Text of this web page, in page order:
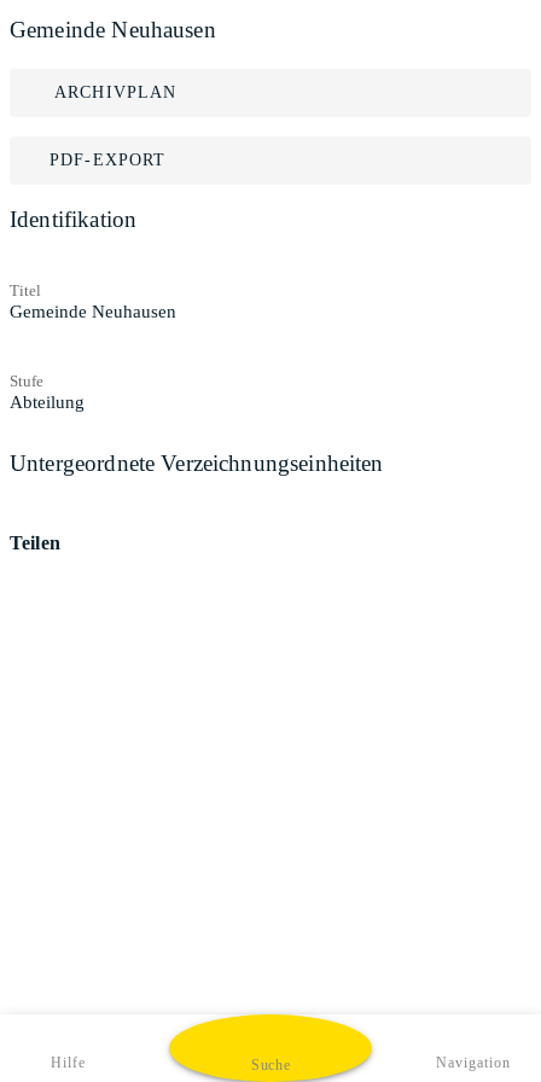
Gemeinde Neuhausen
ARCHIVPLAN
PDF-EXPORT
Identifikation
Titel
Gemeinde Neuhausen
Stufe
Abteilung
Untergeordnete Verzeichnungseinheiten
Teilen
Hilfe Suche Navigation